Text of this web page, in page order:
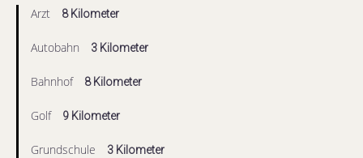
Arzt 8 Kilometer
Autobahn 3 Kilometer
Bahnhof 8 Kilometer
Golf 9 Kilometer
Grundschule 3 Kilometer